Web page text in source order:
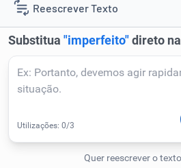
Reescrever Texto
Resumir Texto
Corrigir Texto
Detector de IA
Humanizador de IA